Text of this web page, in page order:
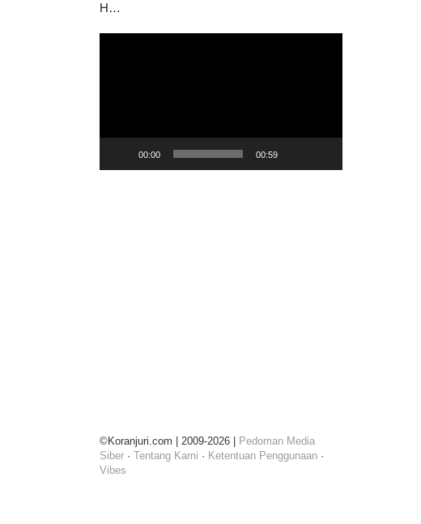
H…
00:00 00:59
©Koranjuri.com | 2009-2026 | Pedoman Media
Siber ·Tentang Kami · Ketentuan Penggunaan ·
Vibes